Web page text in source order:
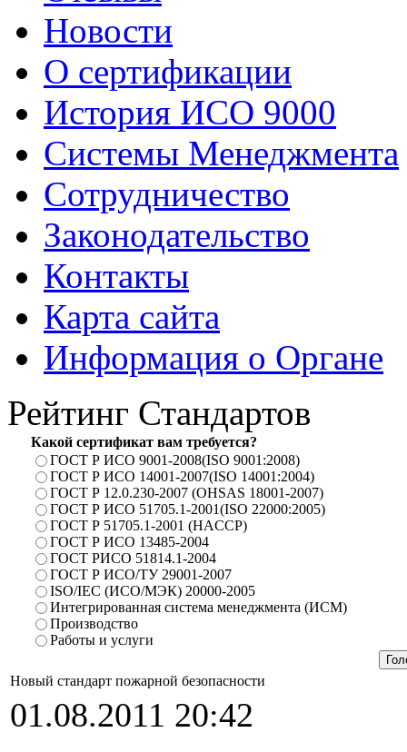
Новости
О сертификации
История ИСО 9000
Системы Менеджмента
Сотрудничество
Законодательство
Контакты
Карта сайта
Информация о Органе
Рейтинг Стандартов
Какой сертификат вам требуется?
ГОСТ Р ИСО 9001-2008(ISO 9001:2008)
ГОСТ Р ИСО 14001-2007(ISO 14001:2004)
ГОСТ Р 12.0.230-2007 (OHSAS 18001-2007)
ГОСТ Р ИСО 51705.1-2001(ISO 22000:2005)
ГОСТ Р 51705.1-2001 (HACCP)
ГОСТ Р ИСО 13485-2004
ГОСТ РИСО 51814.1-2004
ГОСТ Р ИСО/ТУ 29001-2007
ISO/IEC (ИСО/МЭК) 20000-2005
Интегрированная система менеджмента (ИСМ)
Производство
Работы и услуги
Новый стандарт пожарной безопасности
01.08.2011 20:42